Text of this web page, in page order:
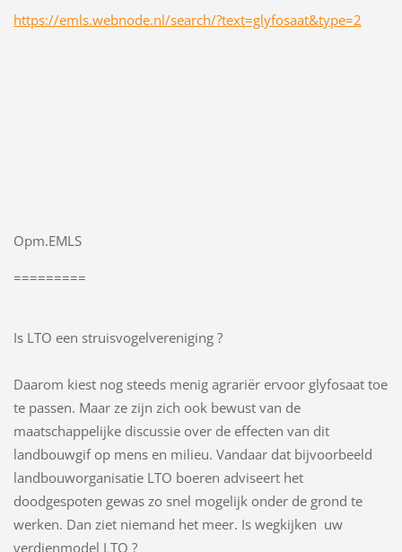
https://emls.webnode.nl/search/?text=glyfosaat&type=2
Opm.EMLS
=========
Is LTO een struisvogelvereniging ?
Daarom kiest nog steeds menig agrariër ervoor glyfosaat toe
te passen. Maar ze zijn zich ook bewust van de
maatschappelijke discussie over de effecten van dit
landbouwgif op mens en milieu. Vandaar dat bijvoorbeeld
landbouworganisatie LTO boeren adviseert het
doodgespoten gewas zo snel mogelijk onder de grond te
werken. Dan ziet niemand het meer. Is wegkijken uw
verdienmodel LTO ?